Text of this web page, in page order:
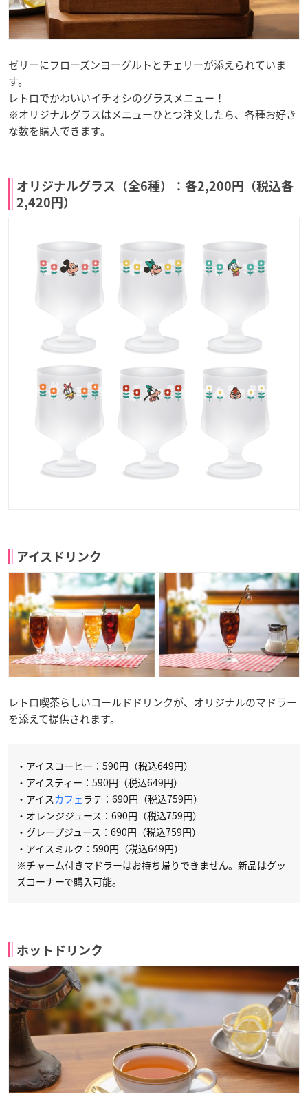
ゼリーにフローズンヨーグルトとチェリーが添えられていま
す。
レトロでかわいいイチオシのグラスメニュー！
※オリジナルグラスはメニューひとつ注文したら、各種お好き
な数を購入できます。
オリジナルグラス（全6種）：各2,200円（税込各
2,420円）
アイスドリンク
レトロ喫茶らしいコールドドリンクが、オリジナルのマドラー
を添えて提供されます。
・アイスコーヒー：590円（税込649円）
・アイスティー：590円（税込649円）
・アイスカフェ ラテ：690円（税込759円）
・オレンジジュース：690円（税込759円）
・グレープジュース：690円（税込759円）
・アイスミルク：590円（税込649円）
※チャーム付きマドラーはお持ち帰りできません。新品はグッ
ズコーナーで購入可能。
ホットドリンク